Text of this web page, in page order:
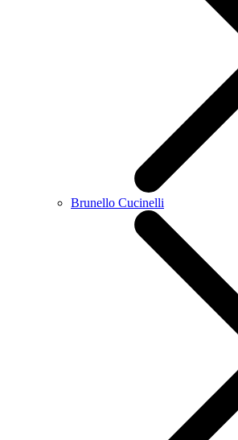
Brunello Cucinelli